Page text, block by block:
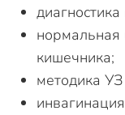
нормальная
кишечника;
методика